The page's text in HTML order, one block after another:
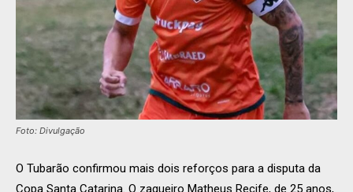
Foto: Divulgação
O Tubarão confirmou mais dois reforços para a disputa da
Copa Santa Catarina. O zagueiro Matheus Recife, de 25 anos,